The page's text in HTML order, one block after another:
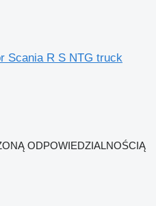
Scania R S NTG truck
ODPOWIEDZIALNOŚCIĄ